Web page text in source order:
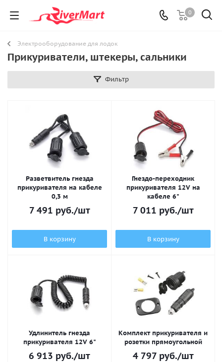
0
Электрооборудование для лодок
Прикуриватели, штекеры, сальники
Фильтр
Разветвитель гнезда
прикуривателя на кабеле
0,3 м
7 491 руб./шт
В корзину
Гнездо-переходник
прикуривателя 12V на
кабеле 6"
7 011 руб./шт
В корзину
Удлинитель гнезда
прикуривателя 12V 6"
6 913 руб./шт
Комплект прикуривателя и
розетки прямоугольной
4 797руб./шт